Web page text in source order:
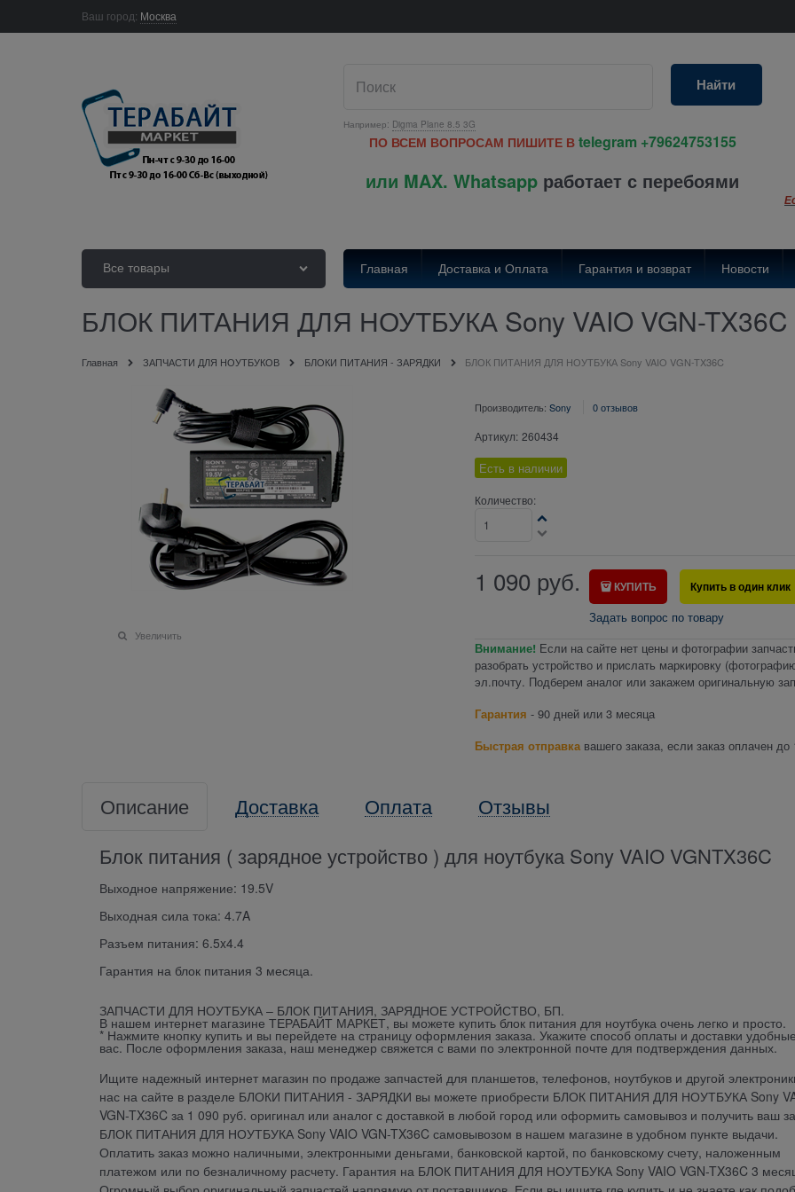
Ваш город: Москва
Например: Digma Plane 8.5 3G
Найти
ПО ВСЕМ ВОПРОСАМ ПИШИТЕ В telegram +79624753155
или MAX. Whatsapp работает с перебоями
Все товары Главная Доставка и Оплата Гарантия и возврат Новости
БЛОК ПИТАНИЯ ДЛЯ НОУТБУКА Sony VAIO VGN-TX36C
Главная ЗАПЧАСТИ ДЛЯ НОУТБУКОВ БЛОКИ ПИТАНИЯ - ЗАРЯДКИ БЛОК ПИТАНИЯ ДЛЯ НОУТБУКА Sony VAIO VGN-TX36C
Увеличить
Производитель: Sony 0 отзывов
Артикул: 260434
Есть в наличии
Количество:
1 090 руб. КУПИТЬ Купить в один клик
Задать вопрос по товару
Внимание! Если на сайте нет цены и фотографии
разобрать устройство и прислать маркировку
эл.почту. Подберем аналог или закажем оригинальную
Гарантия - 90 дней или 3 месяца
Быстрая отправкавашего заказа, если заказ оплачен до
Описание Доставка Оплата
Отзывы
Блок питания ( зарядное устройство ) для ноутбука Sony VAIO VGNTX36C
Выходное напряжение: 19.5V
Выходная сила тока: 4.7A
Разъем питания: 6.5x4.4
Гарантия на блок питания 3 месяца.
ЗАПЧАСТИ ДЛЯ НОУТБУКА – БЛОК ПИТАНИЯ, ЗАРЯДНОЕ УСТРОЙСТВО, БП.
В нашем интернет магазине ТЕРАБАЙТ МАРКЕТ, вы можете купить блок питания для ноутбука очень легко и просто.
* Нажмите кнопку купить и вы перейдете на страницу оформления заказа. Укажите способ оплаты и доставки
вас. После оформления заказа, наш менеджер свяжется с вами по электронной почте для подтверждения данных.
Ищите надежный интернет магазин по продаже запчастей для планшетов, телефонов, ноутбуков и другой
нас на сайте в разделе БЛОКИ ПИТАНИЯ - ЗАРЯДКИ вы можете приобрести БЛОК ПИТАНИЯ ДЛЯ НОУТБУКА Sony
VGN-TX36C за 1 090 руб. оригинал или аналог с доставкой в любой город или оформить самовывоз и получить ваш
БЛОК ПИТАНИЯ ДЛЯ НОУТБУКА Sony VAIO VGN-TX36C самовывозом в нашем магазине в удобном пункте выдачи.
Оплатить заказ можно наличными, электронными деньгами, банковской картой, по банковскому счету, наложенным
платежом или по безналичному расчету. Гарантия на БЛОК ПИТАНИЯ ДЛЯ НОУТБУКА Sony VAIO VGN-TX36C 3